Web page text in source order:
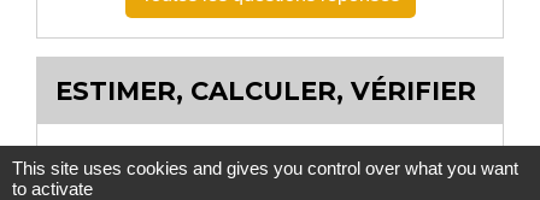
ESTIMER, CALCULER, VÉRIFIER
This site uses cookies and gives you control over what you want
to activate